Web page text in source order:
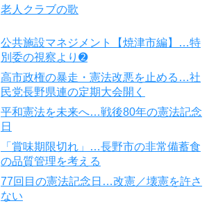
老人クラブの歌
公共施設マネジメント【焼津市編】…特
別委の視察より➋
高市政権の暴走・憲法改悪を止める…社
民党長野県連の定期大会開く
平和憲法を未来へ…戦後80年の憲法記念
日
「賞味期限切れ」…長野市の非常備蓄食
の品質管理を考える
77回目の憲法記念日…改憲／壊憲を許さ
ない